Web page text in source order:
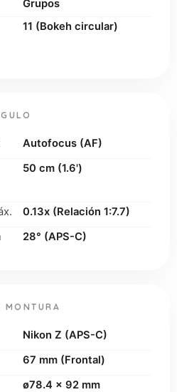
Grupos
11 (Bokeh circular)
Autofocus (AF)
50 cm (1.6')
0.13x (Relación 1:7.7)
28° (APS-C)
MONTURA
Nikon Z (APS-C)
67 mm (Frontal)
ø78.4 x 92 mm